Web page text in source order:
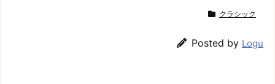
クラシック
Posted by Logu